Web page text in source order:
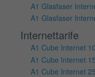
A1 Glasfaser
A1 Glasfaser
Internettarife
A1 Cube Internet
A1 Cube Internet
A1 Cube Internet